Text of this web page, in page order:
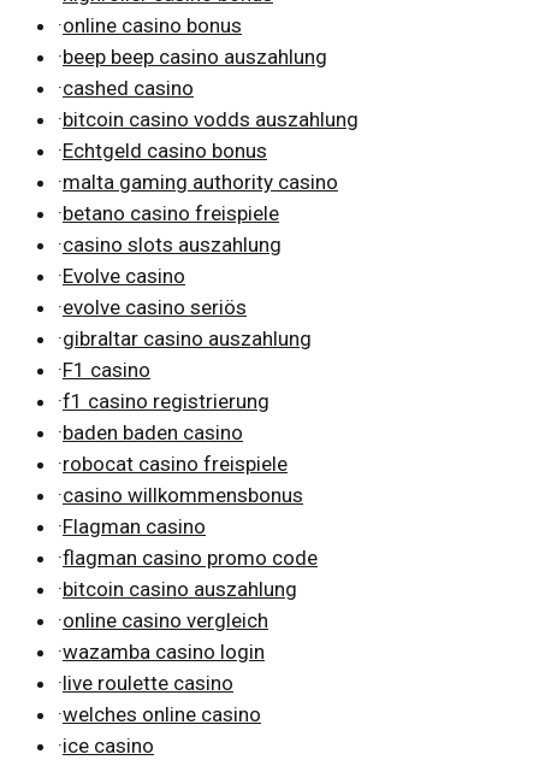
·online casino bonus
·beep beep casino auszahlung
·cashed casino
·bitcoin casino vodds auszahlung
·Echtgeld casino bonus
·malta gaming authority casino
·betano casino freispiele
·casino slots auszahlung
·Evolve casino
·evolve casino seriös
·gibraltar casino auszahlung
·F1 casino
·f1 casino registrierung
·baden baden casino
·robocat casino freispiele
·casino willkommensbonus
·Flagman casino
·flagman casino promo code
·bitcoin casino auszahlung
·online casino vergleich
·wazamba casino login
·live roulette casino
·welches online casino
·ice casino